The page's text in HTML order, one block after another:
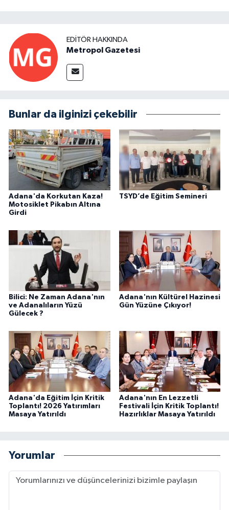
EDITÖR HAKKINDA
Metropol Gazetesi
Bunlar da ilginizi çekebilir
Adana'da Korkutan Kaza!
Motosiklet Pikabın Altına
Girdi
TSYD’de Eğitim Semineri
Bilici: Ne Zaman Adana'nın
ve Adanalıların Yüzü
Gülecek ?
Adana'nın Kültürel Hazinesi
Gün Yüzüne Çıkıyor!
Adana'da Eğitim İçin Kritik
Toplantı! 2026 Yatırımları
Masaya Yatırıldı
Adana'nın En Lezzetli
Festivali İçin Kritik Toplantı!
Hazırlıklar Masaya Yatırıldı
Yorumlar